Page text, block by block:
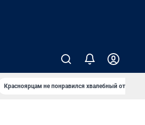
Красноярцам не понравился хвалебный отзыв о